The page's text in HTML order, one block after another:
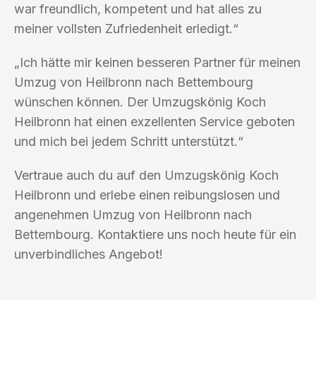
war freundlich, kompetent und hat alles zu
meiner vollsten Zufriedenheit erledigt.“
„Ich hätte mir keinen besseren Partner für meinen
Umzug von Heilbronn nach Bettembourg
wünschen können. Der Umzugskönig Koch
Heilbronn hat einen exzellenten Service geboten
und mich bei jedem Schritt unterstützt.“
Vertraue auch du auf den Umzugskönig Koch
Heilbronn und erlebe einen reibungslosen und
angenehmen Umzug von Heilbronn nach
Bettembourg. Kontaktiere uns noch heute für ein
unverbindliches Angebot!